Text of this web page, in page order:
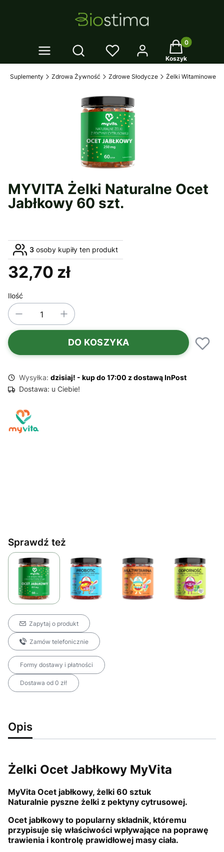
Otwórz wyszukiwarkę Twój koszyk:
Koszyk
Suplementy Zdrowa Żywność Zdrowe Słodycze Żelki Witaminowe
MYVITA Żelki Naturalne Ocet
Jabłkowy 60 szt.
3 osoby kupiły ten produkt
Cena
32,70 zł
Ilość
DO KOSZYKA
Wysyłka: dzisiaj! - kup do 17:00 z dostawą InPost
Dostawa: u Ciebie!
Sprawdź też
Zapytaj o produkt
Zamów telefonicznie
Formy dostawy i płatności
Dostawa od 0 zł!
Opis
Żelki Ocet Jabłkowy MyVita
MyVita Ocet jabłkowy, żelki 60 sztuk
Naturalnie pyszne żelki z pektyny cytrusowej.
Ocet jabłkowy to popularny składnik, któremu
przypisuje się właściwości wpływające na poprawę
trawienia i kontrolę prawidłowej masy ciała.